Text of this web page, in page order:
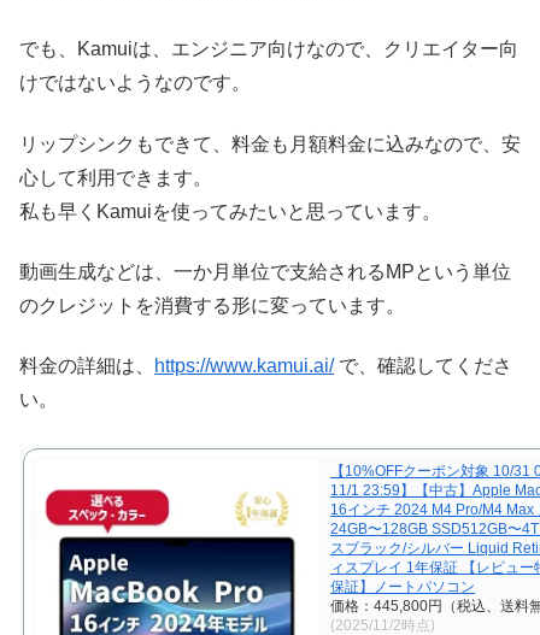
でも、Kamuiは、エンジニア向けなので、クリエイター向
けではないようなのです。
リップシンクもできて、料金も月額料金に込みなので、安
心して利用できます。
私も早くKamuiを使ってみたいと思っています。
動画生成などは、一か月単位で支給されるMPという単位
のクレジットを消費する形に変っています。
料金の詳細は、 https://www.kamui.ai/で、確認してくださ
い。
【10%OFFクーポン対象 10/31
11/1 23:59】【中古】Apple
16インチ 2024 M4 Pro/M4 Max
24GB〜128GB SSD512GB〜
スブラック/シルバー Liquid
ィスプレイ 1年保証 【レビュー
保証】ノートパソコン
価格：445,800円（税込、送料
(2025/11/2時点)